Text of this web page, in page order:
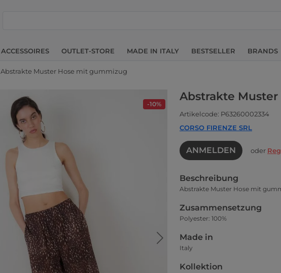
ACCESSOIRES OUTLET-STORE MADE IN ITALY BESTSELLER BRANDS
Abstrakte Muster Hose mit gummizug
-10%
Abstrakte
Artikelcode: P63260002334
CORSO FIRENZE SRL
ANMELDEN oder
Beschreibung
Abstrakte Muster Hose mit
Zusammensetzung
Polyester: 100%
Made in
Italy
Kollektion